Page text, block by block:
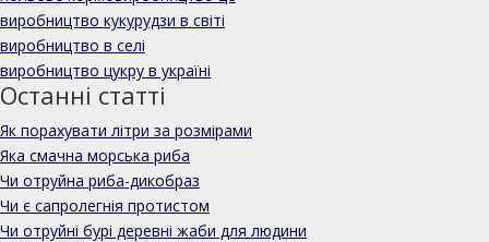
виробництво кукурудзи в світі
виробництво в селі
виробництво цукру в україні
Останні статті
Як порахувати літри за розмірами
Яка смачна морська риба
Чи отруйна риба-дикобраз
Чи є сапролегнія протистом
Чи отруйні бурі деревні жаби для людини